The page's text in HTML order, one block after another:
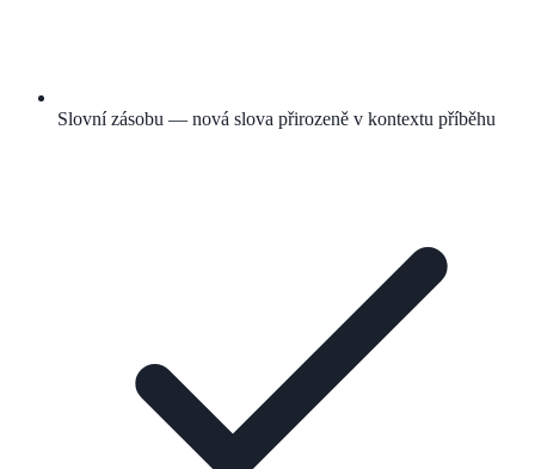
Slovní zásobu — nová slova přirozeně v kontextu příběhu